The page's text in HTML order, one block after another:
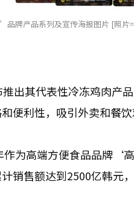
品牌产品系列及宣传海报图片 [照片
推出其代表性冷冻鸡肉
便利性，吸引外卖和餐
为高端方便食品品牌‘
销售额达到2500亿韩元